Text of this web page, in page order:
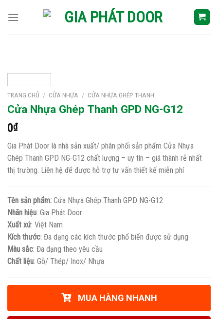
TRANG CHỦ / CỬA NHỰA / CỬA NHỰA GHÉP THANH
Cửa Nhựa Ghép Thanh GPD NG-G12
0₫
Gia Phát Door là nhà sản xuất/ phân phối sản phẩm Cửa Nhựa
Ghép Thanh GPD NG-G12 chất lượng – uy tín – giá thành rẻ nhất
thị trường. Liên hệ để được hỗ trợ tư vấn thiết kế miễn phí
Tên sản phẩm: Cửa Nhựa Ghép Thanh GPD NG-G12
Nhãn hiệu: Gia Phát Door
Xuất xứ: Việt Nam
Kích thước: Đa dạng các kích thước phổ biến được sử dụng
Màu sắc: Đa dạng theo yêu cầu
Chất liệu: Gỗ/ Thép/ Inox/ Nhựa
MUA HÀNG NHANH